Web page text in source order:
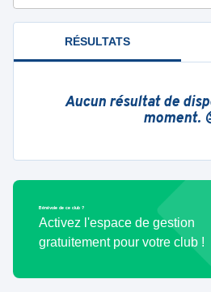
RÉSULTATS
Aucun résultat de
moment.
Bénévole de ce club ?
Activez l'espace de gestion
gratuitement pour votre club !